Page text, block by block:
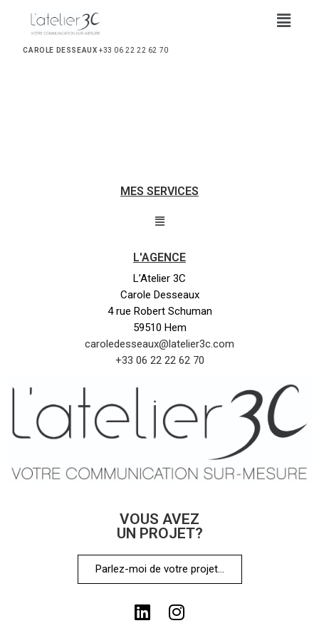
CAROLE DESSEAUX+33 06 22 22 62 70
MES SERVICES
L'AGENCE
L’Atelier 3C
Carole Desseaux
4 rue Robert Schuman
59510 Hem
caroledesseaux@latelier3c.com
+33 06 22 22 62 70
VOUS AVEZ
UN PROJET?
Parlez-moi de votre projet...